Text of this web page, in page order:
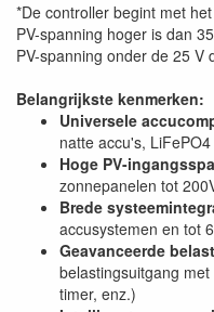
*De controller begint met
PV-spanning hoger is dan
PV-spanning onder de 25 V
Belangrijkste kenmerken:
Universele
natte accu's,
Hoge PV-
zonnepanelen tot
Brede
accusystemen en tot
Geavanceerde
belastingsuitgang
timer, enz.)